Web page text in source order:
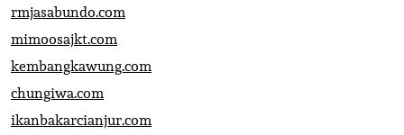
rmjasabundo.com
mimoosajkt.com
kembangkawung.com
chungiwa.com
ikanbakarcianjur.com